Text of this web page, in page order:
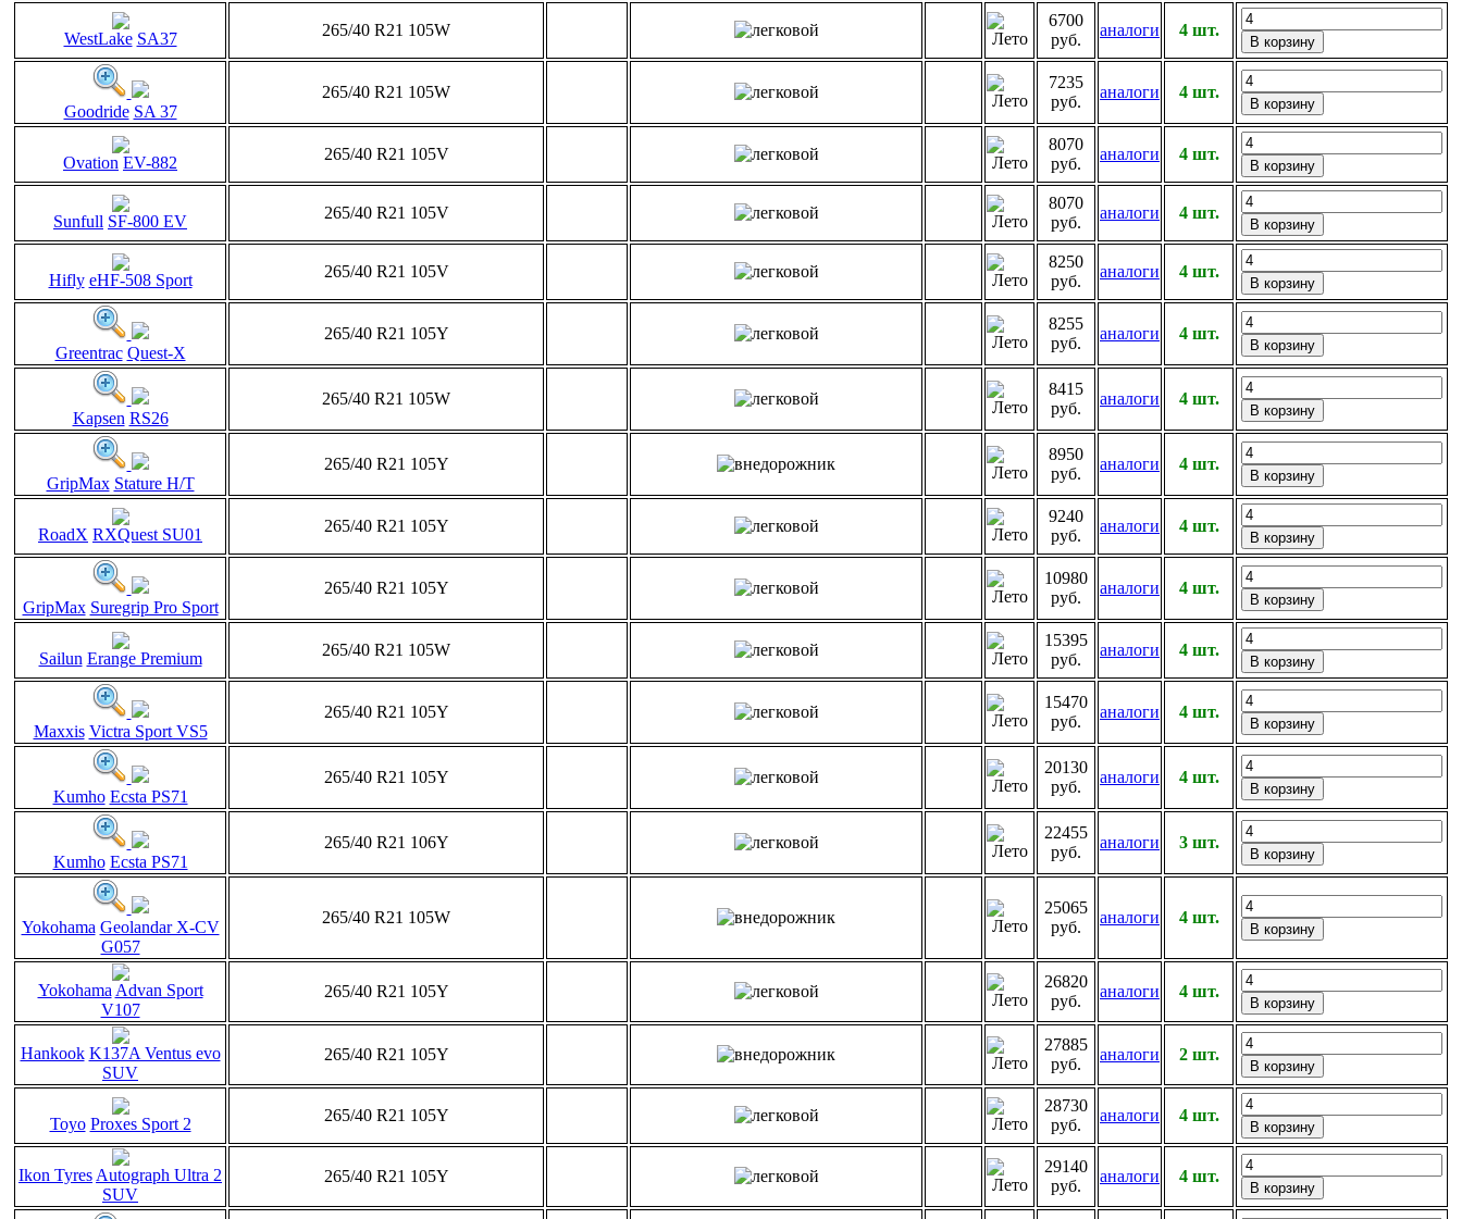
WestLake SA37 265/40 R21 105W
6700
руб.
аналоги 4 шт.
Goodride SA 37
265/40 R21 105W
7235
руб.
аналоги 4 шт.
Ovation EV-882 265/40 R21 105V
8070
руб.
аналоги 4 шт.
Sunfull SF-800 EV 265/40 R21 105V
8070
руб.
аналоги 4 шт.
Hifly eHF-508 Sport 265/40 R21 105V
8250
руб.
аналоги 4 шт.
Greentrac Quest-X
265/40 R21 105Y
8255
руб.
аналоги 4 шт.
Kapsen RS26
265/40 R21 105W
8415
руб.
аналоги 4 шт.
GripMax Stature H/T
265/40 R21 105Y
8950
руб.
аналоги 4 шт.
RoadX RXQuest SU01 265/40 R21 105Y
9240
руб.
аналоги 4 шт.
GripMax Suregrip Pro Sport
265/40 R21 105Y
10980
руб.
аналоги 4 шт.
Sailun Erange Premium 265/40 R21 105W
15395
руб.
аналоги 4 шт.
Maxxis Victra Sport VS5
265/40 R21 105Y
15470
руб.
аналоги 4 шт.
Kumho Ecsta PS71
265/40 R21 105Y
20130
руб.
аналоги 4 шт.
Kumho Ecsta PS71
265/40 R21 106Y
22455
руб.
аналоги 3 шт.
Yokohama Geolandar X-CV
G057
265/40 R21 105W
25065
руб.
аналоги 4 шт.
Yokohama Advan Sport
V107
265/40 R21 105Y
26820
руб.
аналоги 4 шт.
Hankook K137A Ventus evo
SUV
265/40 R21 105Y
27885
руб.
аналоги 2 шт.
Toyo Proxes Sport 2 265/40 R21 105Y
28730
руб.
аналоги 4 шт.
Ikon Tyres Autograph Ultra 2
SUV
265/40 R21 105Y
29140
руб.
аналоги 4 шт.